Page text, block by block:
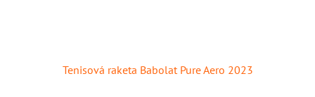
Tenisová raketa Babolat Pure Aero 2023